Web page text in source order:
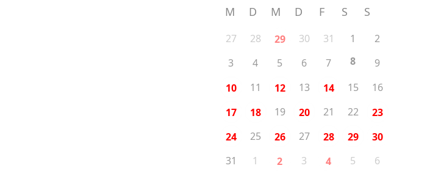
M D M D F S S
27 28 29 30 31 1
2
3
4 5 6 7 8
9
10
11 12 13 14 15
16
17
18 19 20 21 22
23
24
25 26 27 28 29
30
31
1 2 3 4 5 6